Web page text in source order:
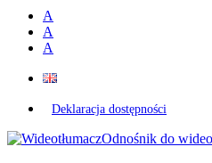
A
A
A
Deklaracja dostępności
Odnośnik do